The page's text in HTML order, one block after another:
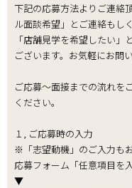
下記の応募方法よりご連絡
ル面談希望」とご連絡もし
「店舗見学を希望したい
ございます。お気軽にお問
ご応募～面接までの流れを
ください。
１, ご応募時の入力
※「志望動機」のご入力も
応募フォーム「任意項目を
▼